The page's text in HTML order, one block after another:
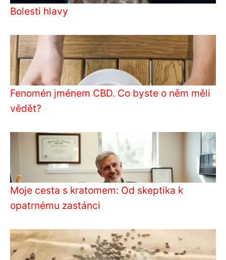
Bolesti hlavy
Fenomén jménem CBD. Co byste o něm měli
vědět?
Moje cesta s kratomem: Od skeptika k
opatrnému zastánci